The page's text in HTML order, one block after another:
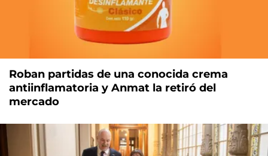
Roban partidas de una conocida crema
antiinflamatoria y Anmat la retiró del
mercado